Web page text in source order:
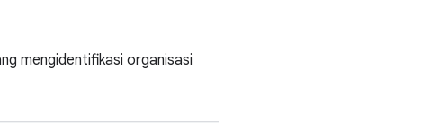
mengidentifikasi organisasi